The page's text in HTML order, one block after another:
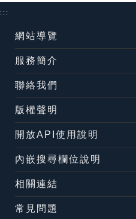
:::
網站導覽
服務簡介
聯絡我們
版權聲明
開放API使用說明
內嵌搜尋欄位說明
相關連結
常見問題